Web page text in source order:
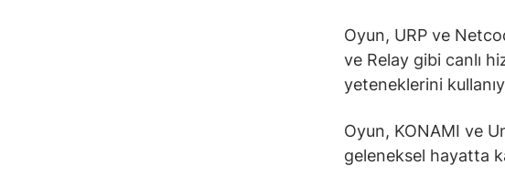
Oyun, URP ve
ve Relay gibi canlı
yeteneklerini
Oyun, KONAMI ve
geleneksel hayatta